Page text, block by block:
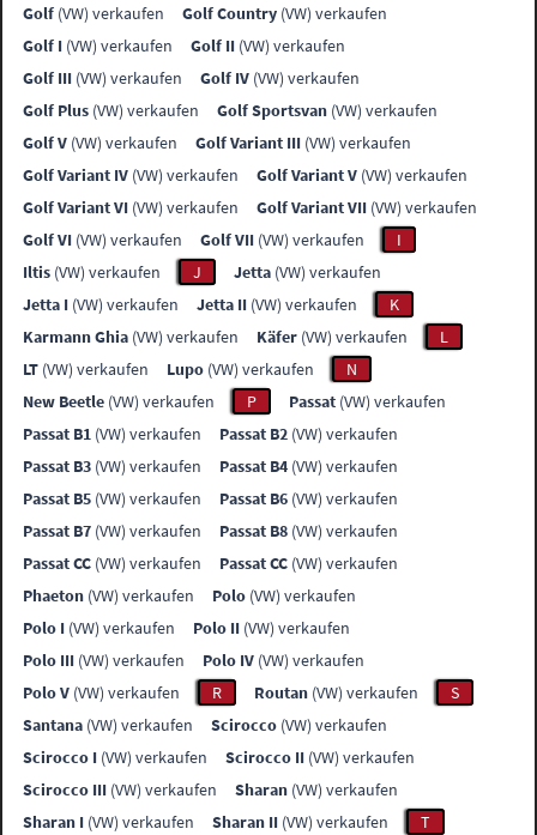
Golf (VW) verkaufen Golf Country (VW) verkaufen
Golf I (VW) verkaufen Golf II (VW) verkaufen
Golf III (VW) verkaufen Golf IV (VW) verkaufen
Golf Plus (VW) verkaufen Golf Sportsvan (VW) verkaufen
Golf V (VW) verkaufen Golf Variant III (VW) verkaufen
Golf Variant IV (VW) verkaufen Golf Variant V (VW) verkaufen
Golf Variant VI (VW) verkaufen Golf Variant VII (VW) verkaufen
Golf VI (VW) verkaufen Golf VII (VW) verkaufen
I
Iltis (VW) verkaufen J Jetta (VW) verkaufen
Jetta I (VW) verkaufen Jetta II (VW) verkaufen
K
Karmann Ghia (VW) verkaufen Käfer (VW) verkaufen
L
LT (VW) verkaufen Lupo (VW) verkaufen
N
New Beetle (VW) verkaufen P Passat (VW) verkaufen
Passat B1 (VW) verkaufen Passat B2 (VW) verkaufen
Passat B3 (VW) verkaufen Passat B4 (VW) verkaufen
Passat B5 (VW) verkaufen Passat B6 (VW) verkaufen
Passat B7 (VW) verkaufen Passat B8 (VW) verkaufen
Passat CC (VW) verkaufen Passat CC (VW) verkaufen
Phaeton (VW) verkaufen Polo (VW) verkaufen
Polo I (VW) verkaufen Polo II (VW) verkaufen
Polo III (VW) verkaufen Polo IV (VW) verkaufen
Polo V (VW) verkaufen R Routan (VW) verkaufen
S
Santana (VW) verkaufen Scirocco (VW) verkaufen
Scirocco I (VW) verkaufen Scirocco II (VW) verkaufen
Scirocco III (VW) verkaufen Sharan (VW) verkaufen
Sharan I (VW) verkaufen Sharan II (VW) verkaufen
T